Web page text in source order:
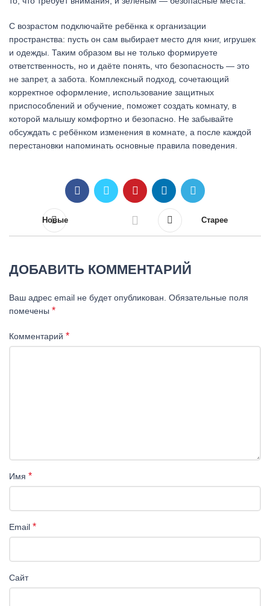
С возрастом подключайте ребёнка к организации
пространства: пусть он сам выбирает место для книг, игрушек
и одежды. Таким образом вы не только формируете
ответственность, но и даёте понять, что безопасность — это
не запрет, а забота. Комплексный подход, сочетающий
корректное оформление, использование защитных
приспособлений и обучение, поможет создать комнату, в
которой малышу комфортно и безопасно. Не забывайте
обсуждать с ребёнком изменения в комнате, а после каждой
перестановки напоминать основные правила поведения.
Новые Старее
ДОБАВИТЬ КОММЕНТАРИЙ
Ваш адрес email не будет опубликован. Обязательные поля
помечены *
Комментарий *
Имя *
Email *
Сайт